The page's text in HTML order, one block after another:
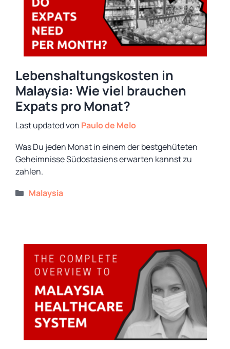
Lebenshaltungskosten in
Malaysia: Wie viel brauchen
Expats pro Monat?
von Paulo de Melo
Was Du jeden Monat in einem der bestgehüteten
Geheimnisse Südostasiens erwarten kannst zu
zahlen.
Kategorien
Malaysia